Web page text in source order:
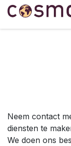
OVERSLAAN NAAR
Neem contact
diensten te
We doen ons